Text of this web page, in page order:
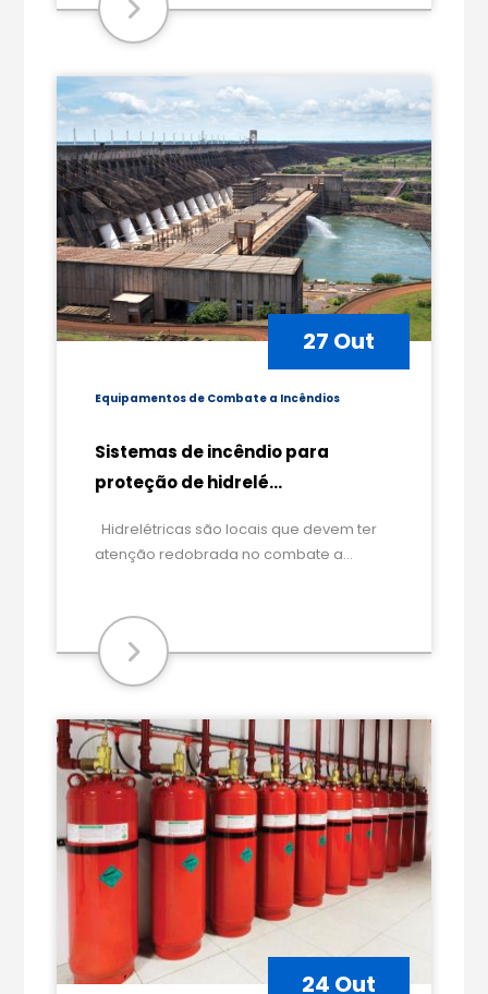
Equipamentos de Combate a Incêndios
27 Out
Sistemas de incêndio para
proteção de hidrelé...
Hidrelétricas são locais que devem ter
atenção redobrada no combate a...
24 Out